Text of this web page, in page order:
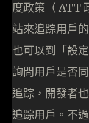
度政策（ ATT
站來追踪用戶
也可以到「設
詢問用戶是否
追踪，開發者
追踪用戶。不